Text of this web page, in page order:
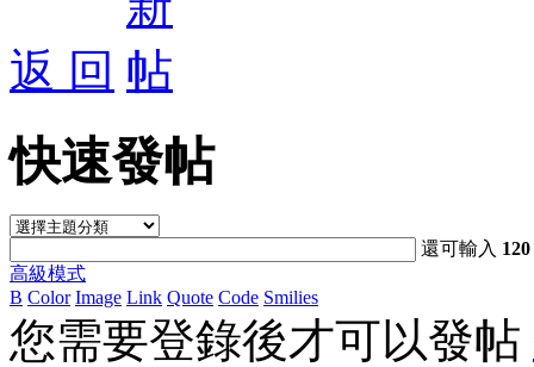
返 回
快速發帖
還可輸入 120
高級模式
B Color Image Link Quote Code Smilies
您需要登錄後才可以發帖